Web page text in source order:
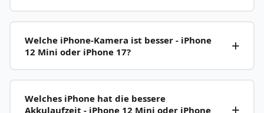
Welche iPhone-Kamera ist besser - iPhone
12 Mini oder iPhone 17?
Welches iPhone hat die bessere
Akkulaufzeit - iPhone 12 Mini oder iPhone